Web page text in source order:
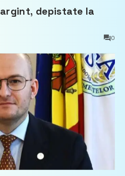
depistate la
0